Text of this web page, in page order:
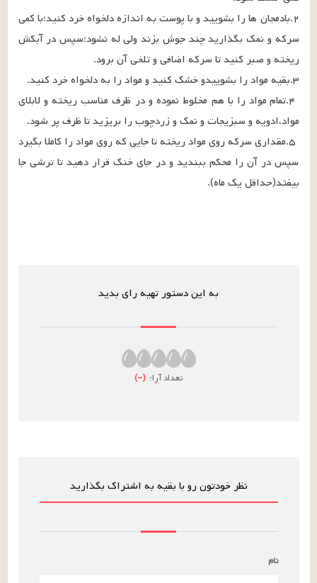
بیفتد(حداقل یک ماه).
به این دستور تهیه رای بدید
تعداد آرا: (
–
)
نظر خودتون رو با بقیه به اشتراک بگذارید
نام